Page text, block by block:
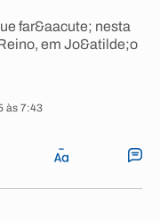
far&aacute; nesta
em Jo&atilde;o
às 7:43